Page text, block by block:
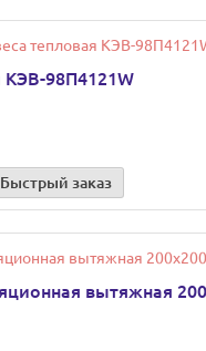
КЭВ-98П4121W
Быстрый заказ
вытяжная